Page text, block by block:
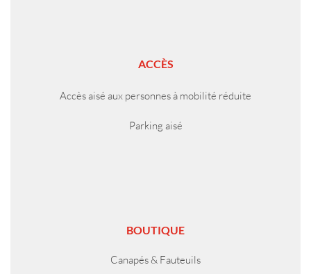
ACCÈS
Accès aisé aux personnes à mobilité réduite
Parking aisé
BOUTIQUE
Canapés & Fauteuils